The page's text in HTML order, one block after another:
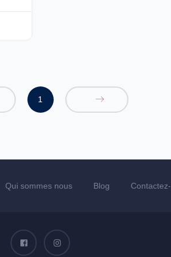
1
Qui sommes nous Blog